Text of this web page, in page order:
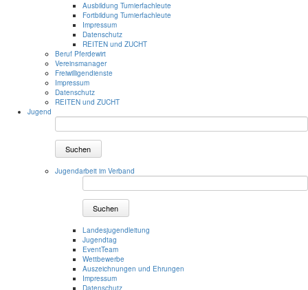
Ausbildung Turnierfachleute
Fortbildung Turnierfachleute
Impressum
Datenschutz
REITEN und ZUCHT
Beruf Pferdewirt
Vereinsmanager
Freiwilligendienste
Impressum
Datenschutz
REITEN und ZUCHT
Jugend
Suchen
Jugendarbeit im Verband
Suchen
Landesjugendleitung
Jugendtag
EventTeam
Wettbewerbe
Auszeichnungen und Ehrungen
Impressum